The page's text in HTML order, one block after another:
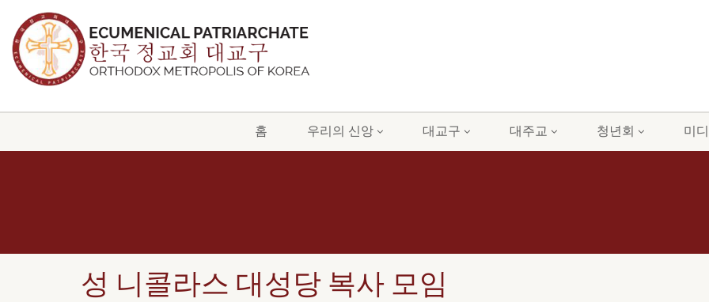
홈 우리의 신앙 대교구 대주교 청년회 미
성 니콜라스 대성당 복사 모임